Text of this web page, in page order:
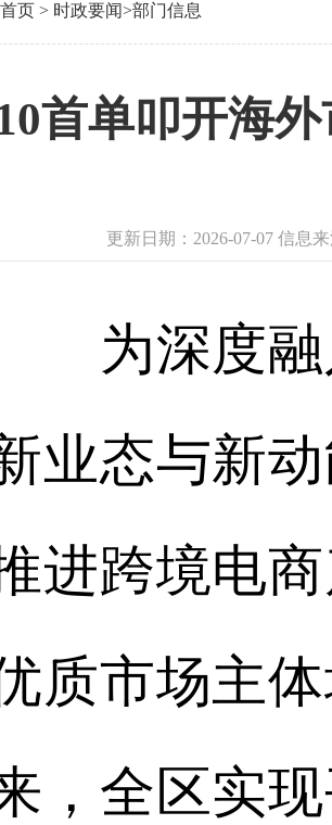
首页 > 时政要闻>部门信息
首单叩开海
更新日期：2026-07-07 信息
为深度融
业态与新
进跨境电
质市场主
，全区实